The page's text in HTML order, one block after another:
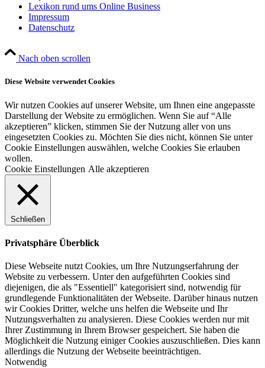
Lexikon rund ums Online Business
Impressum
Datenschutz
Nach oben scrollen
Diese Website verwendet Cookies
Wir nutzen Cookies auf unserer Website, um Ihnen eine angepasste
Darstellung der Website zu ermöglichen. Wenn Sie auf “Alle
akzeptieren” klicken, stimmen Sie der Nutzung aller von uns
eingesetzten Cookies zu. Möchten Sie dies nicht, können Sie unter
Cookie Einstellungen auswählen, welche Cookies Sie erlauben
wollen.
Cookie Einstellungen Alle akzeptieren
Schließen
Privatsphäre Überblick
Diese Webseite nutzt Cookies, um Ihre Nutzungserfahrung der
Website zu verbessern. Unter den aufgeführten Cookies sind
diejenigen, die als "Essentiell" kategorisiert sind, notwendig für
grundlegende Funktionalitäten der Webseite. Darüber hinaus nutzen
wir Cookies Dritter, welche uns helfen die Webseite und Ihr
Nutzungsverhalten zu analysieren. Diese Cookies werden nur mit
Ihrer Zustimmung in Ihrem Browser gespeichert. Sie haben die
Möglichkeit die Nutzung einiger Cookies auszuschließen. Dies kann
allerdings die Nutzung der Webseite beeinträchtigen.
Notwendig